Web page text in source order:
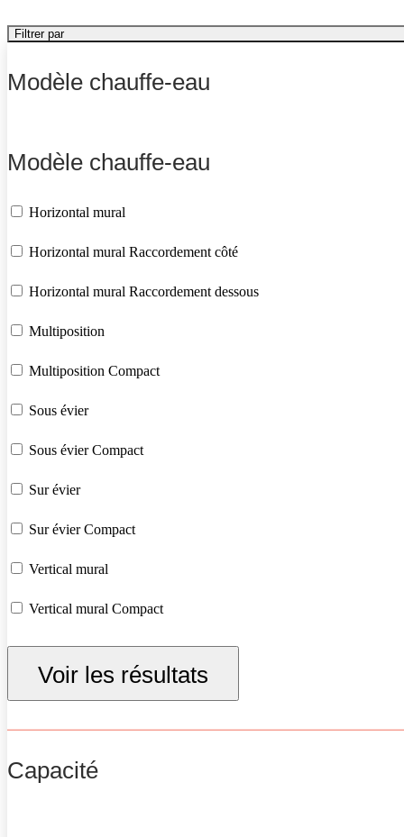
Filtrer par
Modèle chauffe-eau
Modèle chauffe-eau
Horizontal mural
Horizontal mural Raccordement côté
Horizontal mural Raccordement dessous
Multiposition
Multiposition Compact
Sous évier
Sous évier Compact
Sur évier
Sur évier Compact
Vertical mural
Vertical mural Compact
Vertical sur socle
Voir les résultats
Capacité